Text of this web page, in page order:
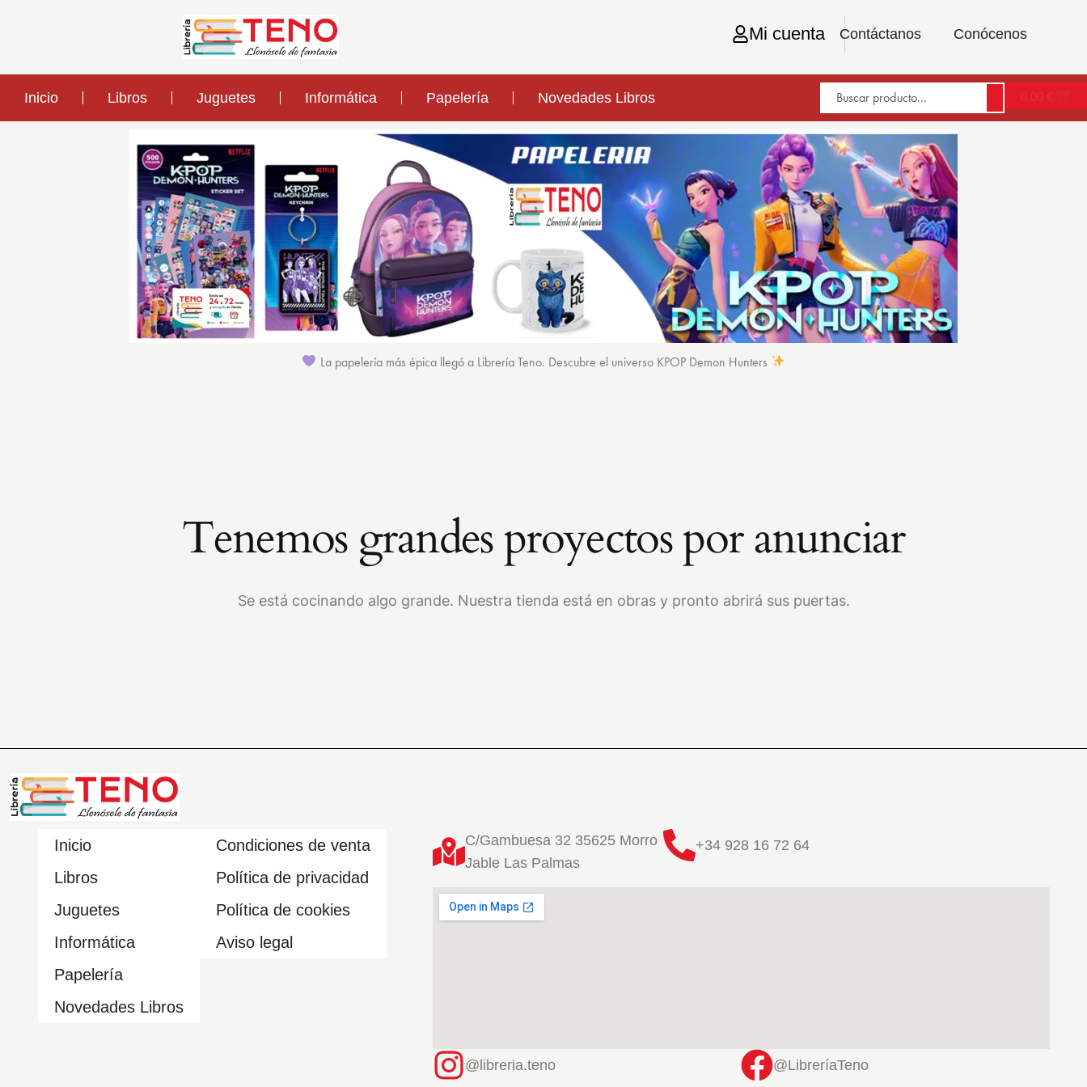
Contáctanos Conócenos
Mi cuenta
Inicio Libros Juguetes Informática Papelería Novedades Libros 0,00 €
La papelería más épica llegó a Librería Teno. Descubre el universo KPOP Demon Hunters
Tenemos grandes proyectos por anunciar
Se está cocinando algo grande. Nuestra tienda está en obras y pronto abrirá sus puertas.
Inicio
Libros
Juguetes
Informática
Papelería
Novedades Libros
Condiciones de venta
Política de privacidad
Política de cookies
Aviso legal
C/Gambuesa 32 35625 Morro
Jable Las Palmas
+34 928 16 72 64
@libreria.teno @LibreríaTeno